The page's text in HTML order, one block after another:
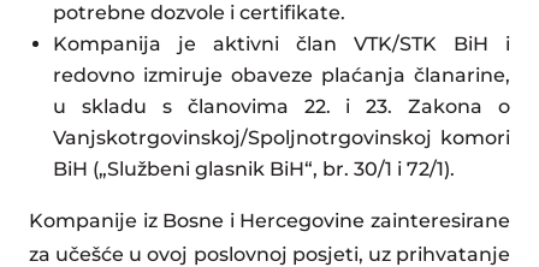
potrebne dozvole i certifikate.
Kompanija je aktivni član VTK/STK BiH i
redovno izmiruje obaveze plaćanja članarine,
u skladu s članovima 22. i 23. Zakona o
Vanjskotrgovinskoj/Spoljnotrgovinskoj komori
BiH („Službeni glasnik BiH“, br. 30/1 i 72/1).
Kompanije iz Bosne i Hercegovine zainteresirane
za učešće u ovoj poslovnoj posjeti, uz prihvatanje